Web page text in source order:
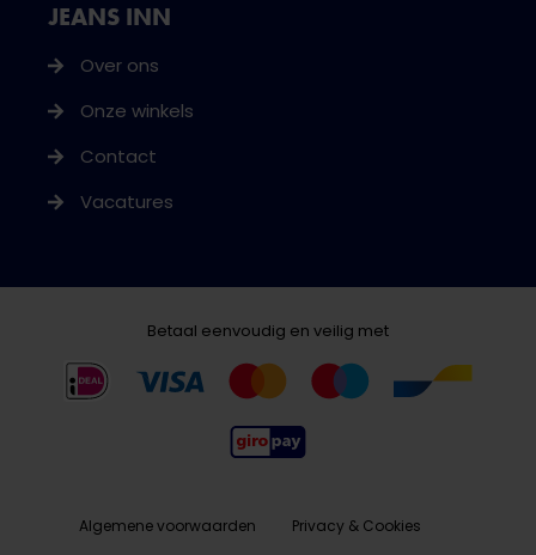
JEANS INN
Over ons
Onze winkels
Contact
Vacatures
Betaal eenvoudig en veilig met
Algemene voorwaarden Privacy & Cookies